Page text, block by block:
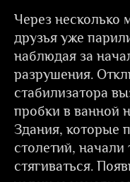
Через несколько
друзья уже
наблюдая за
разрушения.
стабилизатора
пробки в ванной
Здания, которые
столетий, начали
стягиваться.